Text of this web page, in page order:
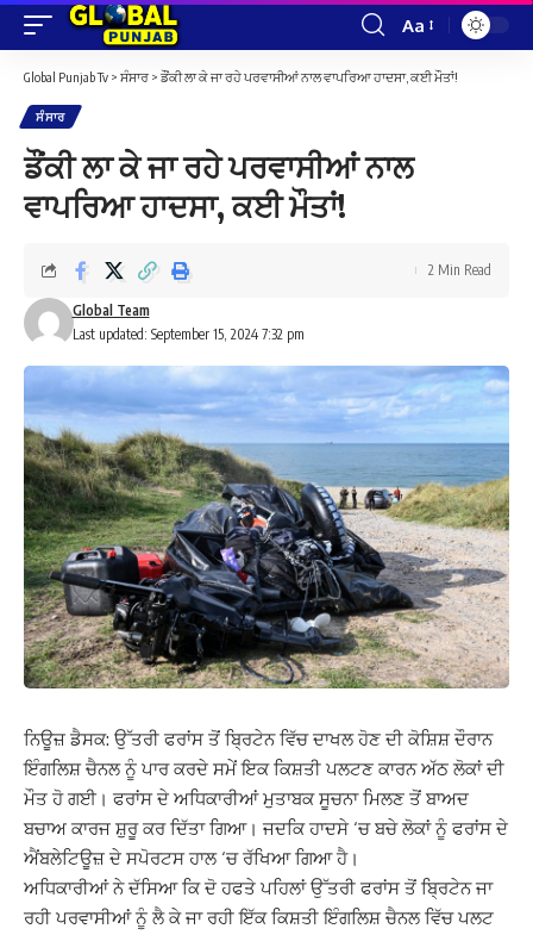
Font
Resizer
Aa
Global Punjab Tv > ਸੰਸਾਰ > ਡੌਂਕੀ ਲਾ ਕੇ ਜਾ ਰਹੇ ਪਰਵਾਸੀਆਂ ਨਾਲ ਵਾਪਰਿਆ ਹਾਦਸਾ, ਕਈ ਮੌਤਾਂ!
ਸੰਸਾਰ
ਡੌਂਕੀ ਲਾ ਕੇ ਜਾ ਰਹੇ ਪਰਵਾਸੀਆਂ ਨਾਲ
ਵਾਪਰਿਆ ਹਾਦਸਾ, ਕਈ ਮੌਤਾਂ!
Last updated: September 15, 2024 7:32 pm
Global Team
2 Min Read
ਨਿਊਜ਼ ਡੈਸਕ: ਉੱਤਰੀ ਫਰਾਂਸ ਤੋਂ ਬ੍ਰਿਟੇਨ ਵਿੱਚ ਦਾਖਲ ਹੋਣ ਦੀ ਕੋਸ਼ਿਸ਼ ਦੌਰਾਨ
ਇੰਗਲਿਸ਼ ਚੈਨਲ ਨੂੰ ਪਾਰ ਕਰਦੇ ਸਮੇਂ ਇਕ ਕਿਸ਼ਤੀ ਪਲਟਣ ਕਾਰਨ ਅੱਠ ਲੋਕਾਂ ਦੀ
ਮੌਤ ਹੋ ਗਈ। ਫਰਾਂਸ ਦੇ ਅਧਿਕਾਰੀਆਂ ਮੁਤਾਬਕ ਸੂਚਨਾ ਮਿਲਣ ਤੋਂ ਬਾਅਦ
ਬਚਾਅ ਕਾਰਜ ਸ਼ੁਰੂ ਕਰ ਦਿੱਤਾ ਗਿਆ। ਜਦਕਿ ਹਾਦਸੇ ‘ਚ ਬਚੇ ਲੋਕਾਂ ਨੂੰ ਫਰਾਂਸ ਦੇ
ਐਂਬਲੇਟਿਊਜ਼ ਦੇ ਸਪੋਰਟਸ ਹਾਲ ‘ਚ ਰੱਖਿਆ ਗਿਆ ਹੈ।
ਅਧਿਕਾਰੀਆਂ ਨੇ ਦੱਸਿਆ ਕਿ ਦੋ ਹਫਤੇ ਪਹਿਲਾਂ ਉੱਤਰੀ ਫਰਾਂਸ ਤੋਂ ਬ੍ਰਿਟੇਨ ਜਾ
ਰਹੀ ਪਰਵਾਸੀਆਂ ਨੂੰ ਲੈ ਕੇ ਜਾ ਰਹੀ ਇੱਕ ਕਿਸ਼ਤੀ ਇੰਗਲਿਸ਼ ਚੈਨਲ ਵਿੱਚ ਪਲਟ